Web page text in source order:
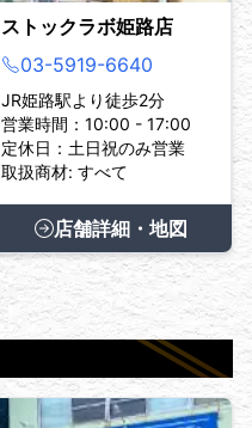
ストックラボ姫路店
03-5919-6640
JR姫路駅より徒歩2分
営業時間：10:00 - 17:00
定休日：土日祝のみ営業
取扱商材: すべて
店舗詳細・地図